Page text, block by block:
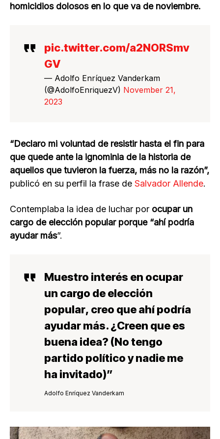
homicidios dolosos en lo que va de noviembre.
pic.twitter.com/a2NORSmv
GV
— Adolfo Enríquez Vanderkam
(@AdolfoEnriquezV) November 21,
2023
“Declaro mi voluntad de resistir hasta el fin para
que quede ante la ignominia de la historia de
aquellos que tuvieron la fuerza, más no la razón”,
publicó en su perfil la frase de Salvador Allende.
Contemplaba la idea de luchar por ocupar un
cargo de elección popular porque “ahí podría
ayudar más”.
Muestro interés en ocupar
un cargo de elección
popular, creo que ahí podría
ayudar más. ¿Creen que es
buena idea? (No tengo
partido político y nadie me
ha invitado)”
Adolfo Enríquez Vanderkam